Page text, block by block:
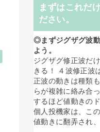
まずはこれだ
ださい。
◎まずジグザグ波
よう。
ジグザグ修正波だ
きる！ ４波修正波
正波の動きは種類
らが複雑に絡み合
するほど値動きの
個人投機家は、こ
値動きに翻弄され